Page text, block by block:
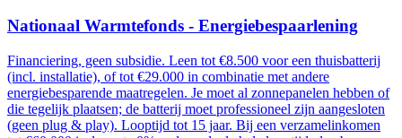
Nationaal Warmtefonds - Energiebespaarlening
Financiering, geen subsidie. Leen tot €8.500 voor een thuisbatterij
(incl. installatie), of tot €29.000 in combinatie met andere
energiebesparende maatregelen. Je moet al zonnepanelen hebben of
die tegelijk plaatsen; de batterij moet professioneel zijn aangesloten
(geen plug & play). Looptijd tot 15 jaar. Bij een verzamelinkomen